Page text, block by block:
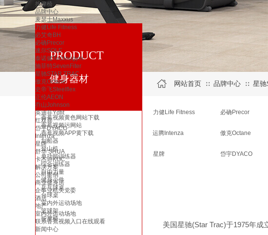
按摩椅
品牌中心
麦瑟士Maxxus
力健Life Fitness
必艾奇BH
必确Precor
速尔SOLE
泰诺健Technogym
施菲特SevenFiter
星驰STAR TRAC
傲克Octane
史帝飞Steelflex
正伦AEON
乔山Johnson
英迪菲Ydfit
红双喜
岱宇DYACO
Intenza
星牌
舒华 SHUA
卡杰诗KGC
解决方案
公司案例
商业健身房
企事业机关党委
酒店
地产
室内外运动场地
联系香蕉视频入口在线观看
新闻中心
香蕉视频黄色网站下载
香蕉视频污网站
香蕉视频APP黄下载
划船器
登山机
单功能训练器
综合训练器
自由力量
健身小件
乒乓球桌
台球桌
室内外运动场地
篮球架
按摩椅
健身器材
PRODUCT
网站首页 ∷ 品牌中心 ∷ 星驰
傲克Octane
力健Life Fitness 必确Precor
运腾Intenza
星牌 岱宇DYACO
美国星驰(Star Trac)于1975年成立